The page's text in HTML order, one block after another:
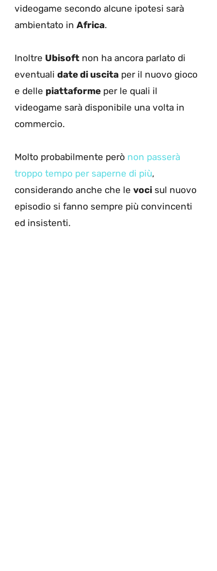
videogame secondo alcune ipotesi sarà
ambientato in Africa.
Inoltre Ubisoft non ha ancora parlato di
eventuali date di uscita per il nuovo gioco
e delle piattaforme per le quali il
videogame sarà disponibile una volta in
commercio.
Molto probabilmente però non passerà
troppo tempo per saperne di più,
considerando anche che le voci sul nuovo
episodio si fanno sempre più convincenti
ed insistenti.